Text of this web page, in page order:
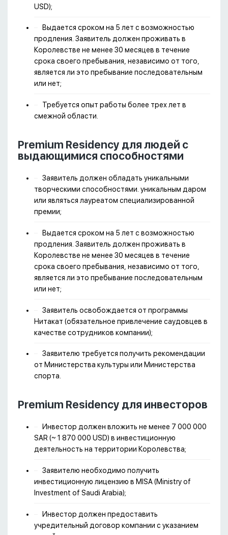
USD);
Выдается сроком на 5 лет с возможностью
продления. Заявитель должен проживать в
Королевстве не менее 30 месяцев в течение
срока своего пребывания, независимо от того,
является ли это пребывание последовательным
или нет;
Требуется опыт работы более трех лет в
смежной области.
Premium Residency для людей с
выдающимися способностями
Заявитель должен обладать уникальными
творческими способностями. уникальным даром
или являться лауреатом специализированной
премии;
Выдается сроком на 5 лет с возможностью
продления. Заявитель должен проживать в
Королевстве не менее 30 месяцев в течение
срока своего пребывания, независимо от того,
является ли это пребывание последовательным
или нет;
Заявитель освобождается от программы
Нитакат (обязательное привлечение саудовцев в
качестве сотрудников компании);
Заявителю требуется получить рекомендации
от Министерства культуры или Министерства
спорта.
Premium Residency для инвесторов
Инвестор должен вложить не менее 7 000 000
SAR (~ 1 870 000 USD) в инвестиционную
деятельность на территории Королевства;
Заявителю необходимо получить
инвестиционную лицензию в MISA (Ministry of
Investment of Saudi Arabia);
Инвестор должен предоставить
учредительный договор компании с указанием